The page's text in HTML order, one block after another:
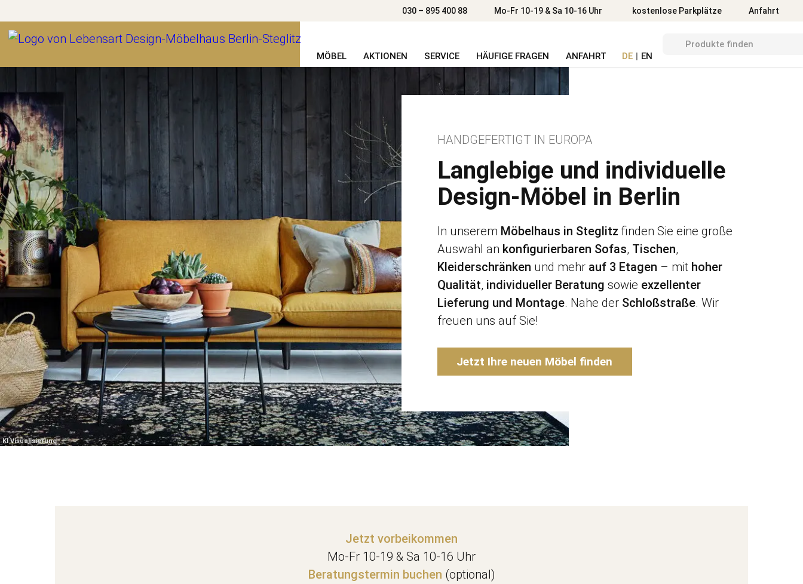
030 – 895 400 88 Mo-Fr 10-19 & Sa 10-16 Uhr kostenlose Parkplätze Anfahrt
MÖBEL AKTIONEN SERVICE HÄUFIGE FRAGEN ANFAHRT DE | EN
Langlebige und individuelle
Design-Möbel in Berlin
HANDGEFERTIGT IN EUROPA
In unserem Möbelhaus in Steglitz finden Sie eine große
Auswahl an konfigurierbaren Sofas, Tischen,
Kleiderschränken und mehr auf 3 Etagen – mit hoher
Qualität, individueller Beratung sowie exzellenter
Lieferung und Montage. Nahe der Schloßstraße. Wir
freuen uns auf Sie!
Jetzt Ihre neuen Möbel finden
Jetzt vorbeikommen
Mo-Fr 10-19 & Sa 10-16 Uhr
Beratungstermin buchen (optional)